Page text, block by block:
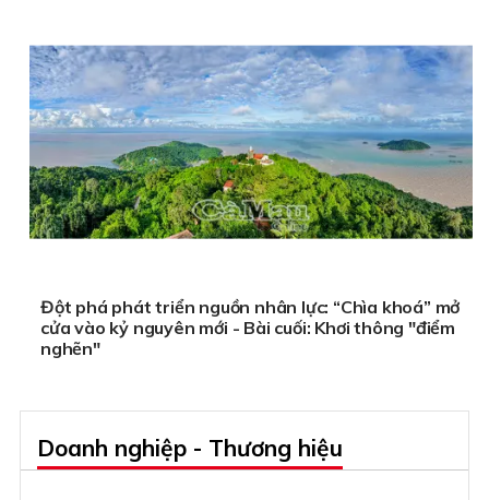
Đột phá phát triển nguồn nhân lực: “Chìa khoá” mở
cửa vào kỷ nguyên mới - Bài cuối: Khơi thông "điểm
nghẽn"
Doanh nghiệp - Thương hiệu